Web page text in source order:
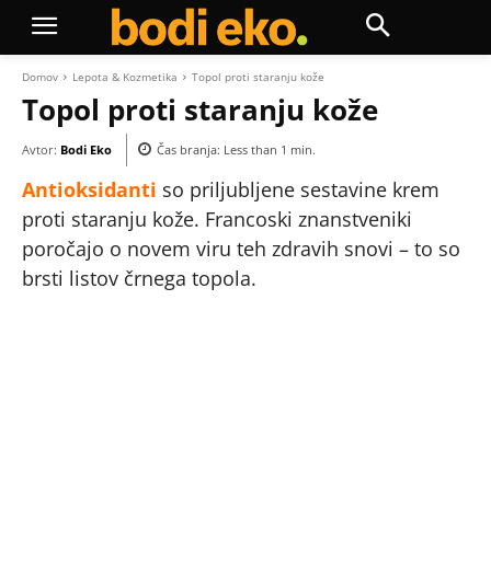
Domov Lepota & Kozmetika Topol proti staranju kože
Topol proti staranju kože
Avtor: Bodi Eko Čas branja: Less than 1 min.
Antioksidanti so priljubljene sestavine krem
proti staranju kože. Francoski znanstveniki
poročajo o novem viru teh zdravih snovi – to so
brsti listov črnega topola.